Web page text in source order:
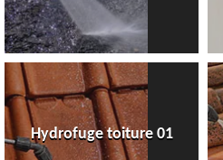
Hydrofuge toiture 01